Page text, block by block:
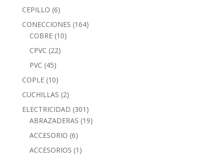
CEPILLO (6)
CONECCIONES (164)
COBRE (10)
CPVC (22)
PVC (45)
COPLE (10)
CUCHILLAS (2)
ELECTRICIDAD (301)
ABRAZADERAS (19)
ACCESORIO (6)
ACCESORIOS (1)